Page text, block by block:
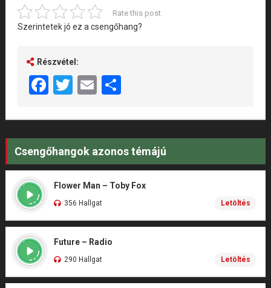
Rate this post
Szerintetek jó ez a csengőhang?
Részvétel:
Facebook
Twitter
EmailShare
Csengőhangok azonos témájú
Flower Man – Toby Fox
356 Hallgat Letöltés
Future – Radio
290 Hallgat Letöltés